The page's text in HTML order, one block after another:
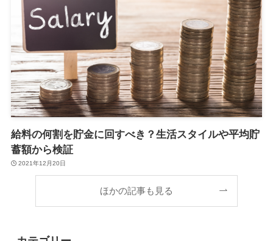
給料の何割を貯金に回すべき？生活スタイルや平均貯
蓄額から検証
2021年12月20日
ほかの記事も見る